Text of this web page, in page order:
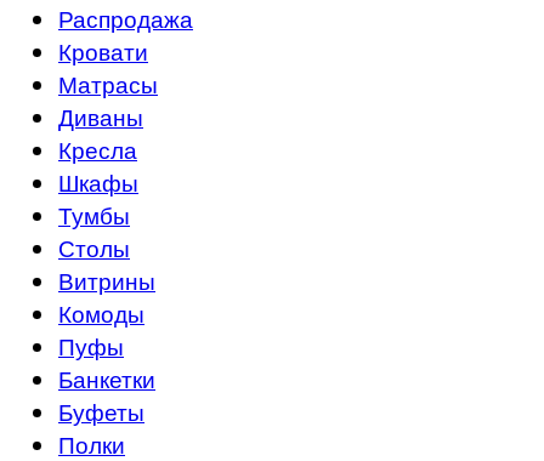
Распродажа
Кровати
Матрасы
Диваны
Кресла
Шкафы
Тумбы
Столы
Витрины
Комоды
Пуфы
Банкетки
Буфеты
Полки